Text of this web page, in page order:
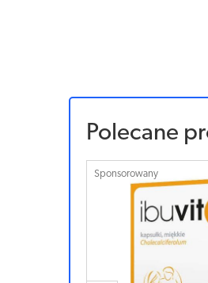
Polecane
Sponsorowany